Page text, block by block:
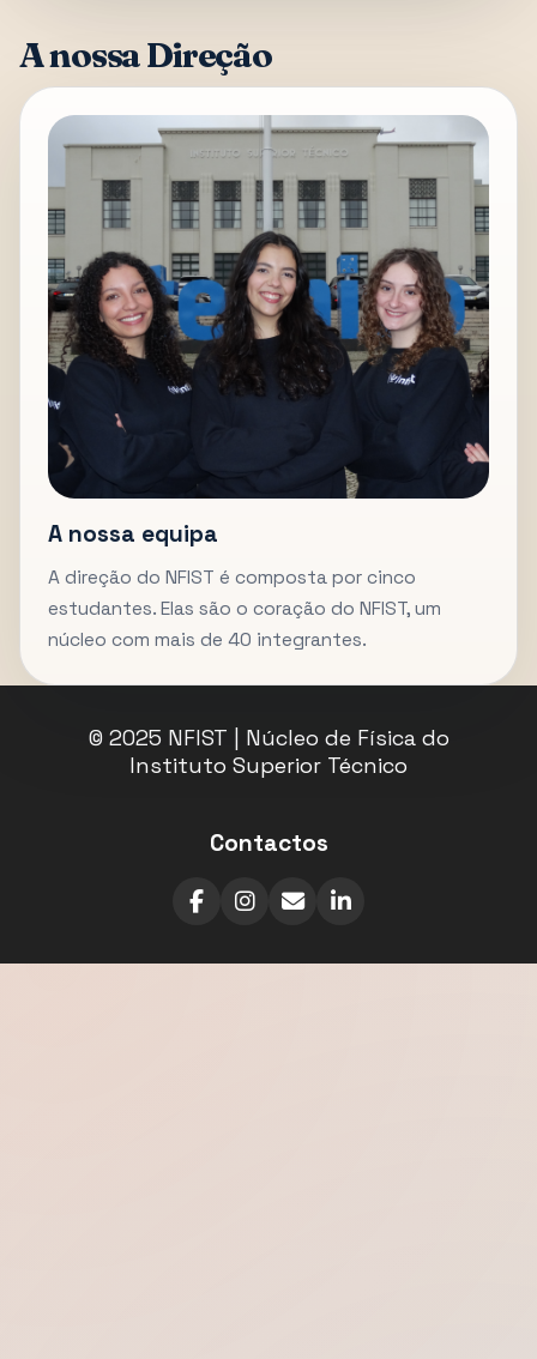
A nossa Direção
A nossa equipa
A direção do NFIST é composta por cinco
estudantes. Elas são o coração do NFIST, um
núcleo com mais de 40 integrantes.
© 2025 NFIST | Núcleo de Física do
Instituto Superior Técnico
Contactos